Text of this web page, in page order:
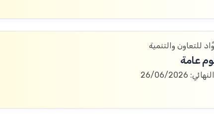
للتعاون والتنمية
عامة
26/06/2026